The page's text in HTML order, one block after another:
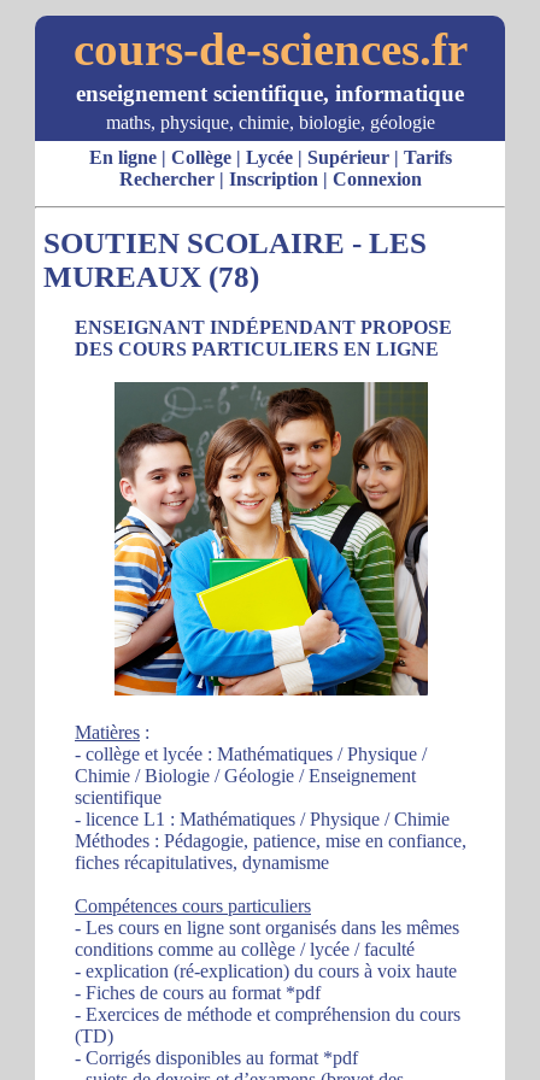
cours-de-sciences.fr
enseignement scientifique, informatique
maths, physique, chimie, biologie, géologie
En ligne| Collège| Lycée| Supérieur| Tarifs
Rechercher| Inscription | Connexion
SOUTIEN SCOLAIRE - LES
MUREAUX (78)
ENSEIGNANT INDÉPENDANT PROPOSE
DES COURS PARTICULIERS EN LIGNE
Matières :
- collège et lycée : Mathématiques / Physique /
Chimie / Biologie / Géologie / Enseignement
scientifique
- licence L1 : Mathématiques / Physique / Chimie
Méthodes : Pédagogie, patience, mise en confiance,
fiches récapitulatives, dynamisme
Compétences cours particuliers
- Les cours en ligne sont organisés dans les mêmes
conditions comme au collège / lycée / faculté
- explication (ré-explication) du cours à voix haute
- Fiches de cours au format *pdf
- Exercices de méthode et compréhension du cours
(TD)
- Corrigés disponibles au format *pdf